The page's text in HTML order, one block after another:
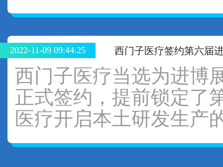
西门子医疗签约第六届
西门子医疗当选为进博
正式签约，提前锁定了
医疗开启本土研发生产
2022-11-09 09:44:25